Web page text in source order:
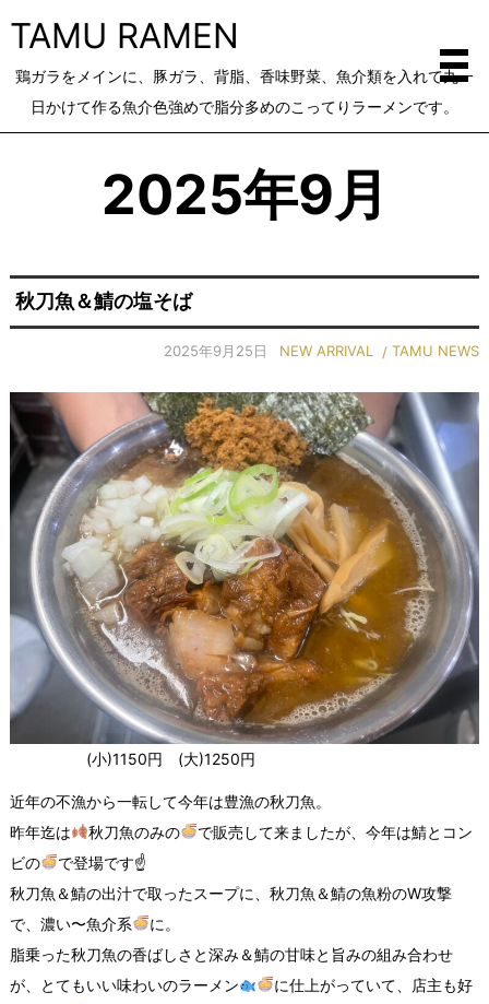
TAMU RAMEN
鶏ガラをメインに、豚ガラ、背脂、香味野菜、魚介類を入れて丸一
日かけて作る魚介色強めで脂分多めのこってりラーメンです。
2025年9月
秋刀魚＆鯖の塩そば
2025年9月25日 NEW ARRIVAL TAMU NEWS
(小)1150円 (大)1250円
近年の不漁から一転して今年は豊漁の秋刀魚。
昨年迄は
秋刀魚のみの
で販売して来ましたが、今年は鯖とコン
ビの
で登場です☝
秋刀魚＆鯖の出汁で取ったスープに、秋刀魚＆鯖の魚粉のW攻撃
で、濃い〜魚介系
に。
脂乗った秋刀魚の香ばしさと深み＆鯖の甘味と旨みの組み合わせ
が、とてもいい味わいのラーメン
に仕上がっていて、店主も好